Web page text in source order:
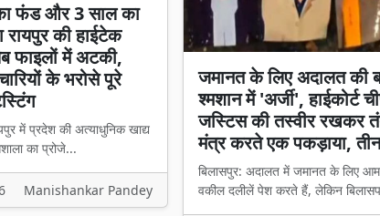
फंड और 3 साल का
रायपुर की हाईटेक
फाइलों में अटकी,
के भरोसे पूरे
में प्रदेश की अत्याधुनिक खाद्य
का प्रोजे...
Manishankar Pandey
जमानत के लिए अदालत की
श्मशान में 'अर्जी', हाईकोर्ट
जस्टिस की तस्वीर रखकर
मंत्र करते एक पकड़ाया,
बिलासपुर: अदालत में जमानत के लिए
वकील दलीलें पेश करते हैं, लेकिन